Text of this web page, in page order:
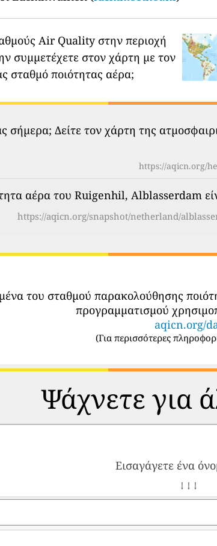
Air Quality στην περιοχή
συμμετέχετε στον χάρτη με τον
σταθμό ποιότητας αέρα;
σήμερα; Δείτε τον χάρτη της
https://aqicn.org/
αέρα του Ruigenhil, Alblasserdam
https://aqicn.org/snapshot/netherland/
του σταθμού παρακολούθησης
προγραμματισμού
aqicn.org/
(Για περισσότερες
Ψάχνετε για
Εισαγάγετε ένα
↓ ↓ ↓